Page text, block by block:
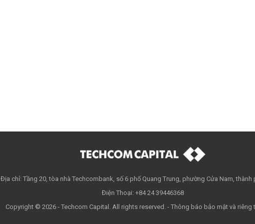
Địa chỉ: Tầng 20, tòa nhà Techcombank, số 6 phố Quang Trung, phường Cửa Nam, thành
Điện Thoại: +84 24 39446368
Copyright © 2026 - Techcom Capital. All rights reserved. - Thông báo bảo mật và riêng